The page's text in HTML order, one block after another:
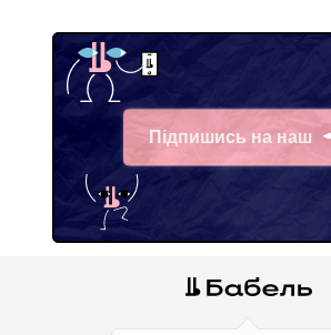
Підпишись на наш
Telegram